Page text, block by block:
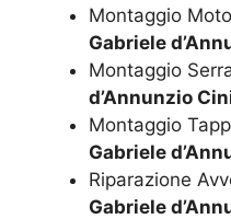
Montaggio
Gabriele
Montaggio
d’Annunzio
Montaggio
Gabriele
Riparazione
Gabriele